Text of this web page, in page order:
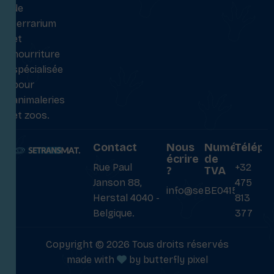
de
terrarium
et
nourriture
spécialisée
pour
animaleries
et zoos.
Contact
Rue Paul
Janson 88,
Herstal 4040 -
Belgique.
Nous
écrire
?
info@setransmat.com
Numéro
de
TVA
BE0415027069
+32
475
813
377
Copyright © 2026 Tous droits réservés
made with
by butterfly pixel